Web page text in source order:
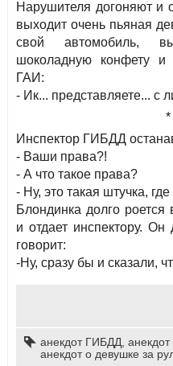
Нарушителя догоняют и
выходит очень пьяная
свой автомобиль,
шоколадную конфету и
ГАИ:
- Ик... представляете... с
*
Инспектор ГИБДД
- Ваши права?!
- А что такое права?
- Ну, это такая штучка,
Блондинка долго роется
и отдает инспектору. Он
говорит:
-Ну, сразу бы и сказали,
анекдот ГИБДД ,
анекдот о девушке за